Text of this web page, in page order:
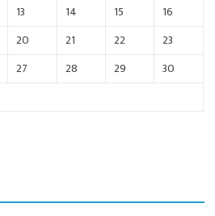
13 14 15
16
20 21 22
23
27 28 29
30